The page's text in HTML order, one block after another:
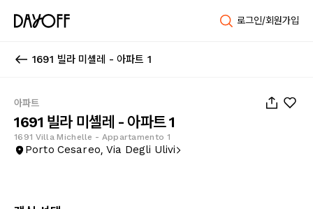
로그인/회원가입
1691 빌라 미셸레 - 아파트 1
아파트
1691 빌라 미셸레 - 아파트 1
1691 Villa Michelle - Appartamento 1
Porto Cesareo, Via Degli Ulivi